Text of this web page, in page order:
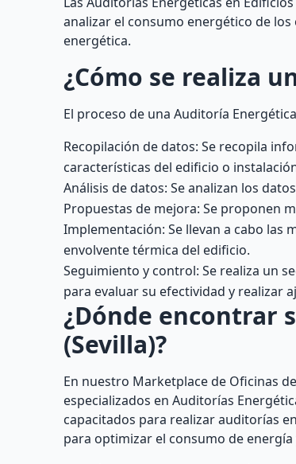
analizar el consumo energético de
energética.
¿Cómo se realiza
El proceso de una Auditoría
Recopilación de datos: Se recopila
características del edificio o
Análisis de datos: Se analizan los
Propuestas de mejora: Se proponen
Implementación: Se llevan a cabo las
envolvente térmica del edificio.
Seguimiento y control: Se realiza un
para evaluar su efectividad y realizar
¿Dónde encontrar
(Sevilla)?
En nuestro Marketplace de Oficinas
especializados en Auditorías
capacitados para realizar auditorías
para optimizar el consumo de